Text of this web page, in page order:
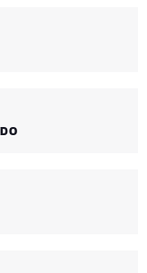
de 2 a 4.